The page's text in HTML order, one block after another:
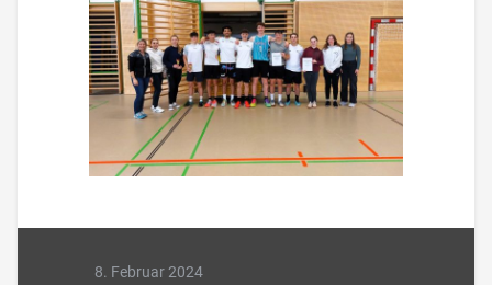
8. Februar 2024